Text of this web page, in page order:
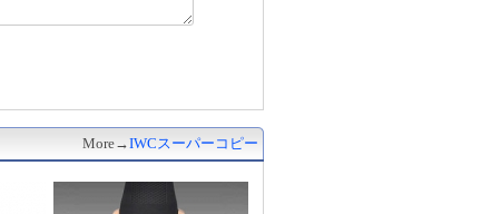
More→IWCスーパーコピー